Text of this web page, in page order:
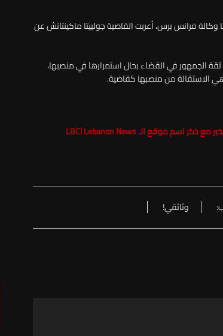
فرانس برس، أعربت القاضية جولييتا ماكينتاتش عن
قد يؤثران على ثقة الجمهور في القضاء بحال استمرارها في منصبها،
الاستقالة من منصبها كقاضية.
LBCI Lebanon News
وثائقي!